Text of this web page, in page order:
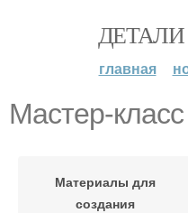
ДЕТАЛИ
главная
Мастер-
Материалы для
создания